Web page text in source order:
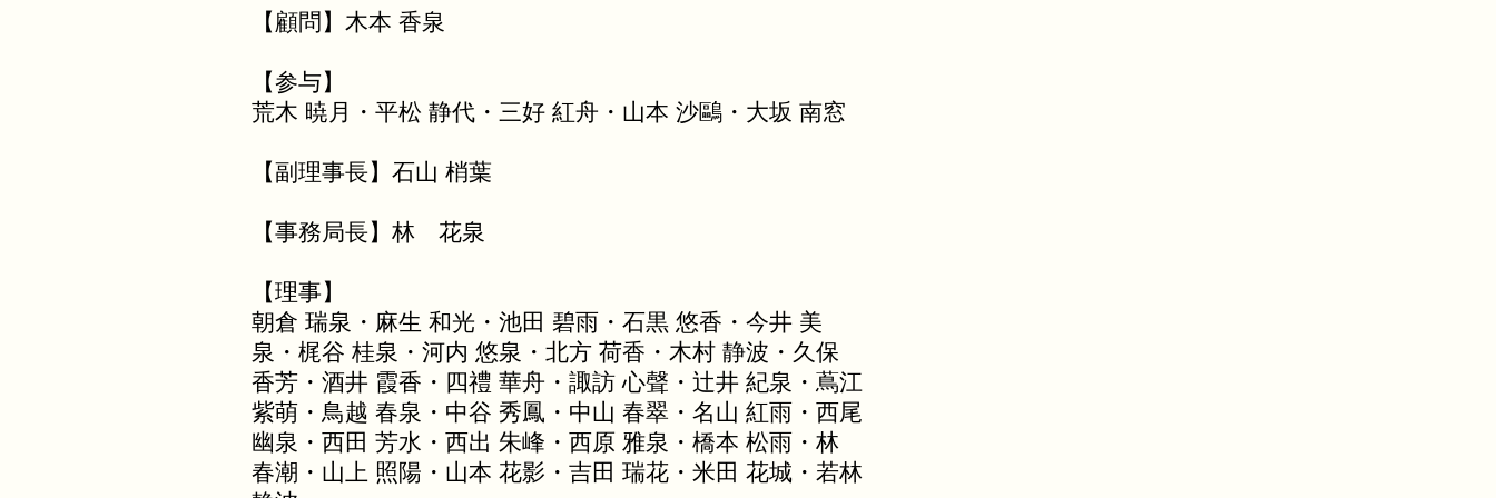
【顧問】木本 香泉
【参与】
荒木 暁月・平松 静代・三好 紅舟・山本 沙鷗・大坂 南窓
【副理事長】石山 梢葉
【事務局長】林 花泉
【理事】
朝倉 瑞泉・麻生 和光・池田 碧雨・石黒 悠香・今井 美
泉・梶谷 桂泉・河内 悠泉・北方 荷香・木村 静波・久保
香芳・酒井 霞香・四禮 華舟・諏訪 心聲・辻井 紀泉・蔦江
紫萌・鳥越 春泉・中谷 秀鳳・中山 春翠・名山 紅雨・西尾
幽泉・西田 芳水・西出 朱峰・西原 雅泉・橋本 松雨・林
春潮・山上 照陽・山本 花影・吉田 瑞花・米田 花城・若林